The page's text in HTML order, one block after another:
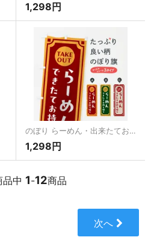
1,298円
のぼり らーめん・出来たてお持ち帰りできます のぼり旗
1,298円
品中 1-12商品
次へ